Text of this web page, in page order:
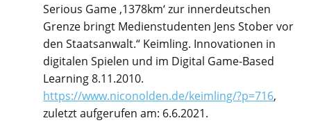
Serious Game ‚1378km‘ zur innerdeutschen
Grenze bringt Medienstudenten Jens Stober vor
den Staatsanwalt.“ Keimling. Innovationen in
digitalen Spielen und im Digital Game-Based
Learning 8.11.2010.
https://www.niconolden.de/keimling/?p=716,
zuletzt aufgerufen am: 6.6.2021.